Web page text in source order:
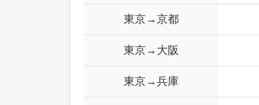
東京→京都
東京→大阪
東京→兵庫